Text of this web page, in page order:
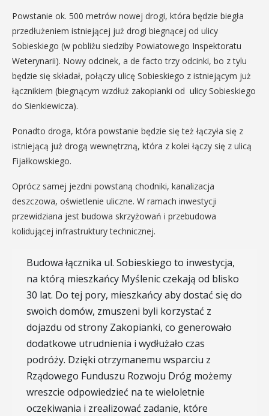
Powstanie ok. 500 metrów nowej drogi, która będzie biegła
przedłużeniem istniejącej już drogi biegnącej od ulicy
Sobieskiego (w pobliżu siedziby Powiatowego Inspektoratu
Weterynarii). Nowy odcinek, a de facto trzy odcinki, bo z tylu
będzie się składał, połączy ulicę Sobieskiego z istniejącym już
łącznikiem (biegnącym wzdłuż zakopianki od ulicy Sobieskiego
do Sienkiewicza).
Ponadto droga, która powstanie będzie się też łączyła się z
istniejącą już drogą wewnętrzną, która z kolei łączy się z ulicą
Fijałkowskiego.
Oprócz samej jezdni powstaną chodniki, kanalizacja
deszczowa, oświetlenie uliczne. W ramach inwestycji
przewidziana jest budowa skrzyżowań i przebudowa
kolidującej infrastruktury technicznej.
Budowa łącznika ul. Sobieskiego to inwestycja,
na którą mieszkańcy Myślenic czekają od blisko
30 lat. Do tej pory, mieszkańcy aby dostać się do
swoich domów, zmuszeni byli korzystać z
dojazdu od strony Zakopianki, co generowało
dodatkowe utrudnienia i wydłużało czas
podróży. Dzięki otrzymanemu wsparciu z
Rządowego Funduszu Rozwoju Dróg możemy
wreszcie odpowiedzieć na te wieloletnie
oczekiwania i zrealizować zadanie, które